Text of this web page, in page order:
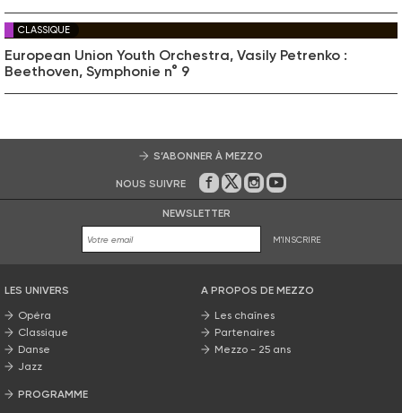
CLASSIQUE
European Union Youth Orchestra, Vasily Petrenko :
Beethoven, Symphonie n° 9
S’ABONNER À MEZZO
NOUS SUIVRE Sur Facebook
Sur Twitter
Sur Instagram
Sur Youtube
NEWSLETTER
M'INSCRIRE
LES UNIVERS
Opéra
Classique
Danse
Jazz
PROGRAMME
A PROPOS DE MEZZO
Les chaînes
Partenaires
Mezzo - 25 ans